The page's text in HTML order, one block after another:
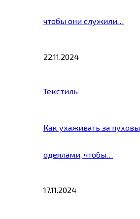
чтобы они служили…
22.11.2024
Текстиль
Как ухаживать за
одеялами, чтобы…
17.11.2024